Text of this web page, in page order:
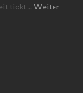
tickt ... Weiter